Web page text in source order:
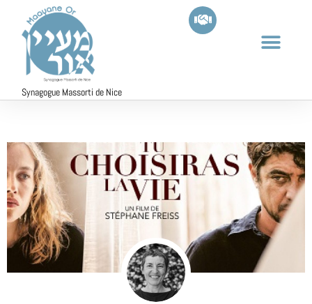
Synagogue Massorti de Nice